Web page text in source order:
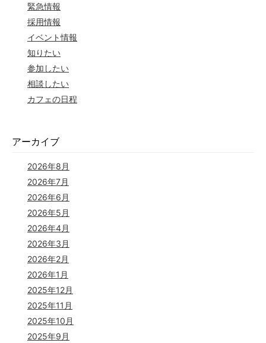
緊急情報
採用情報
イベント情報
知りたい
参加したい
相談したい
カフェの日程
アーカイブ
2026年8月
2026年7月
2026年6月
2026年5月
2026年4月
2026年3月
2026年2月
2026年1月
2025年12月
2025年11月
2025年10月
2025年9月